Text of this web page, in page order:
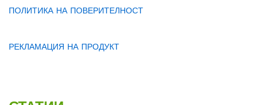
ПОЛИТИКА НА ПОВЕРИТЕЛНОСТ
РЕКЛАМАЦИЯ НА ПРОДУКТ